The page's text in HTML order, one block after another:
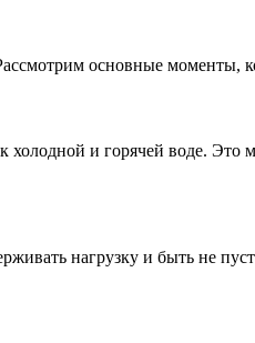
основные моменты,
холодной и горячей воде. Это
нагрузку и быть не